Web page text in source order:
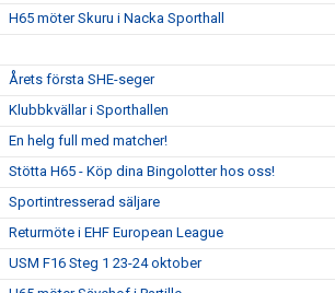
H65 möter Skuru i Nacka Sporthall
Årets första SHE-seger
Klubbkvällar i Sporthallen
En helg full med matcher!
Stötta H65 - Köp dina Bingolotter hos oss!
Sportintresserad säljare
Returmöte i EHF European League
USM F16 Steg 1 23-24 oktober